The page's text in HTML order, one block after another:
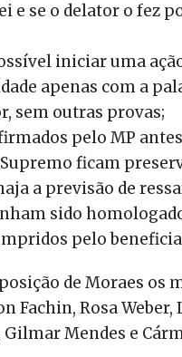
e se o delator o fez
iniciar uma
apenas com a
sem outras provas;
pelo MP
ficam
a previsão de
sido
pelo
de Moraes os
Fachin, Rosa Weber,
Mendes e